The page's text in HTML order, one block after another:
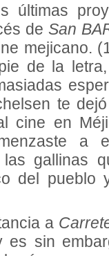
últimas
deSan
mejicano.
de la
te
cine en
a
gallinas
del pueblo
a
es sin